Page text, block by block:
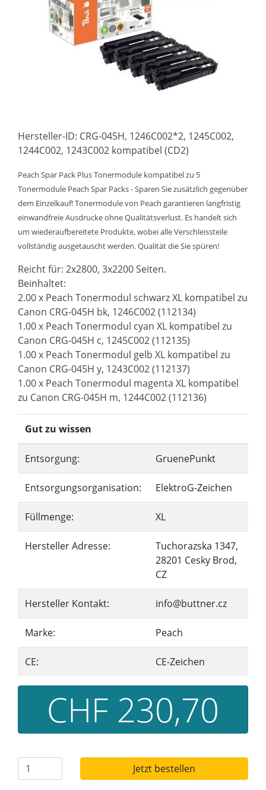
Hersteller-ID: CRG-045H, 1246C002*2, 1245C002,
1244C002, 1243C002 kompatibel (CD2)
Peach Spar Pack Plus Tonermodule kompatibel zu 5
Tonermodule Peach Spar Packs - Sparen Sie zusätzlich gegenüber
dem Einzelkauf! Tonermodule von Peach garantieren langfristig
einwandfreie Ausdrucke ohne Qualitätsverlust. Es handelt sich
um wiederaufbereitete Produkte, wobei alle Verschleissteile
vollständig ausgetauscht werden. Qualität die Sie spüren!
Reicht für: 2x2800, 3x2200 Seiten.
Beinhaltet:
2.00 x Peach Tonermodul schwarz XL kompatibel zu
Canon CRG-045H bk, 1246C002 (112134)
1.00 x Peach Tonermodul cyan XL kompatibel zu
Canon CRG-045H c, 1245C002 (112135)
1.00 x Peach Tonermodul gelb XL kompatibel zu
Canon CRG-045H y, 1243C002 (112137)
1.00 x Peach Tonermodul magenta XL kompatibel
zu Canon CRG-045H m, 1244C002 (112136)
Gut zu wissen
Entsorgung: GruenePunkt
Entsorgungsorganisation: ElektroG-Zeichen
Füllmenge: XL
Hersteller Adresse:
Tuchorazska 1347,
28201 Cesky Brod,
CZ
Hersteller Kontakt: info@buttner.cz
Marke: Peach
CE: CE-Zeichen
CHF 230,70
Jetzt bestellen